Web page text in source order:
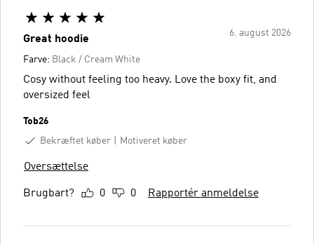
6. august 2026
Great hoodie
Farve: Black / Cream White
Cosy without feeling too heavy. Love the boxy fit, and
oversized feel
Tob26
Bekræftet køber
Motiveret køber
Oversættelse
Brugbart? 0 0 Rapportér anmeldelse